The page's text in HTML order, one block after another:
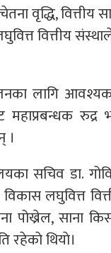
वित्तीय
वित्तीय
लागि आवश्यक
रुद्र
।
सचिव डा.
लघुवित्त
पोख्रेल, साना
रहेकाे थियाे।